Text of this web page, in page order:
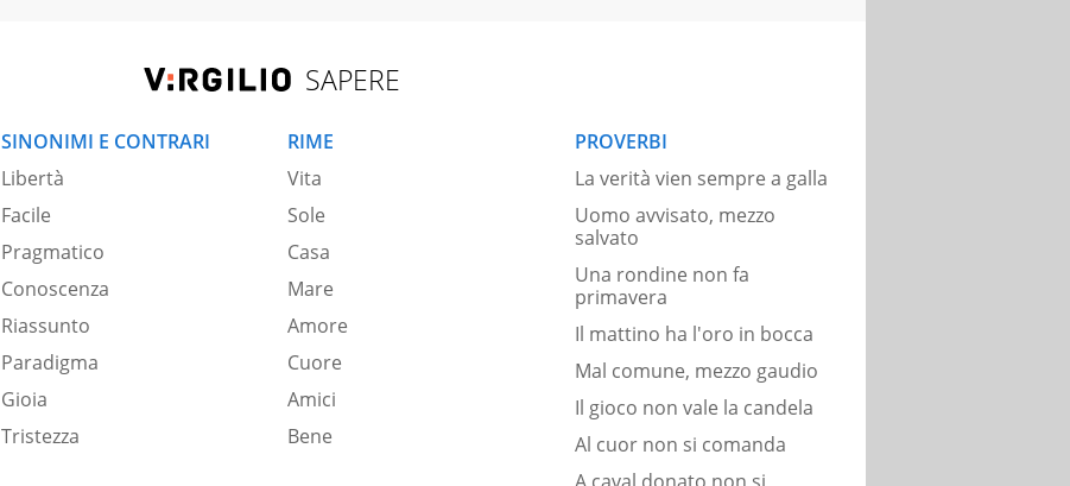
SAPERE
SINONIMI E CONTRARI
Libertà
Facile
Pragmatico
Conoscenza
Riassunto
Paradigma
Gioia
Tristezza
RIME
Vita
Sole
Casa
Mare
Amore
Cuore
Amici
Bene
PROVERBI
La verità vien sempre a galla
Uomo avvisato, mezzo
salvato
Una rondine non fa
primavera
Il mattino ha l'oro in bocca
Mal comune, mezzo gaudio
Il gioco non vale la candela
Al cuor non si comanda
A caval donato non si